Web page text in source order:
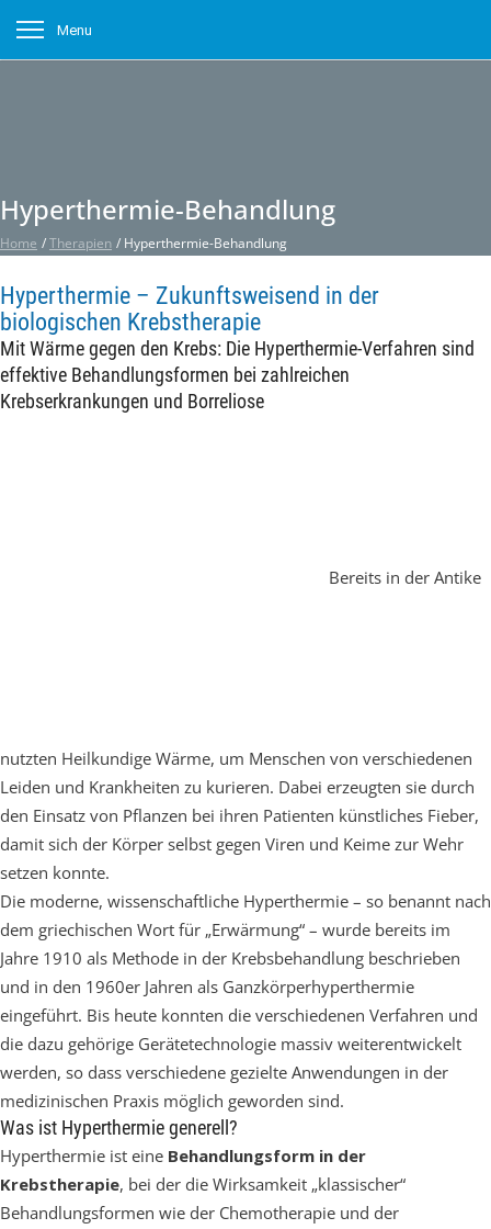
Hyperthermie-Behandlung
Home /Therapien / Hyperthermie-Behandlung
Hyperthermie – Zukunftsweisend in der
biologischen Krebstherapie
Mit Wärme gegen den Krebs: Die Hyperthermie-Verfahren sind
effektive Behandlungsformen bei zahlreichen
Krebserkrankungen und Borreliose
Bereits in der Antike
nutzten Heilkundige Wärme, um Menschen von verschiedenen
Leiden und Krankheiten zu kurieren. Dabei erzeugten sie durch
den Einsatz von Pflanzen bei ihren Patienten künstliches Fieber,
damit sich der Körper selbst gegen Viren und Keime zur Wehr
setzen konnte.
Die moderne, wissenschaftliche Hyperthermie – so benannt nach
dem griechischen Wort für „Erwärmung“ – wurde bereits im
Jahre 1910 als Methode in der Krebsbehandlung beschrieben
und in den 1960er Jahren als Ganzkörperhyperthermie
eingeführt. Bis heute konnten die verschiedenen Verfahren und
die dazu gehörige Gerätetechnologie massiv weiterentwickelt
werden, so dass verschiedene gezielte Anwendungen in der
medizinischen Praxis möglich geworden sind.
Was ist Hyperthermie generell?
Hyperthermie ist eine Behandlungsform in der
Krebstherapie, bei der die Wirksamkeit „klassischer“
Behandlungsformen wie der Chemotherapie und der
Menu